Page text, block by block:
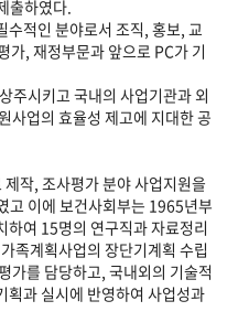
출하였다.
수적인 분야로서 조직, 홍보, 교
가, 재정부문과 앞으로 PC가 기
주시키고 국내의 사업기관과 외
사업의 효율성 제고에 지대한 공
작, 조사평가 분야 사업지원을
고 이에 보건사회부는 1965년부
하여 15명의 연구직과 자료정리
족계획사업의 장단기계획 수립
가를 담당하고, 국내외의 기술적
획과 실시에 반영하여 사업성과